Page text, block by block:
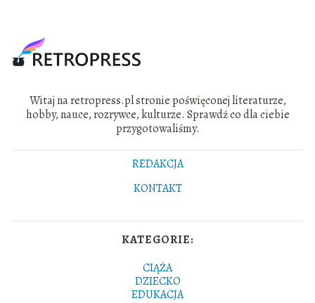
Witaj na retropress.pl stronie poświęconej literaturze,
hobby, nauce, rozrywce, kulturze. Sprawdź co dla ciebie
przygotowaliśmy.
REDAKCJA
KONTAKT
KATEGORIE:
CIĄŻA
DZIECKO
EDUKACJA